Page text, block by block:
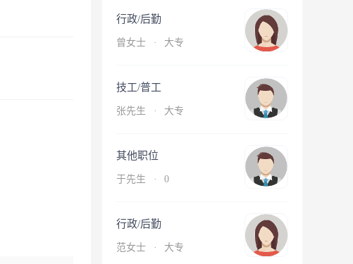
行政/后勤
曾女士 · 大专
技工/普工
张先生 · 大专
其他职位
于先生 · 0
行政/后勤
范女士 · 大专